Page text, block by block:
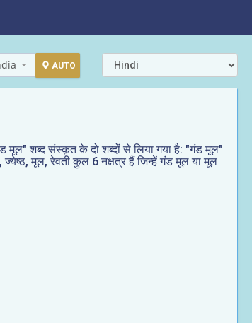
AUTO
मूल" शब्द संस्कृत के दो शब्दों से लिया गया है: "गंड मूल"
ज्येष्ठ, मूल, रेवती कुल 6 नक्षत्र हैं जिन्हें गंड मूल या मूल